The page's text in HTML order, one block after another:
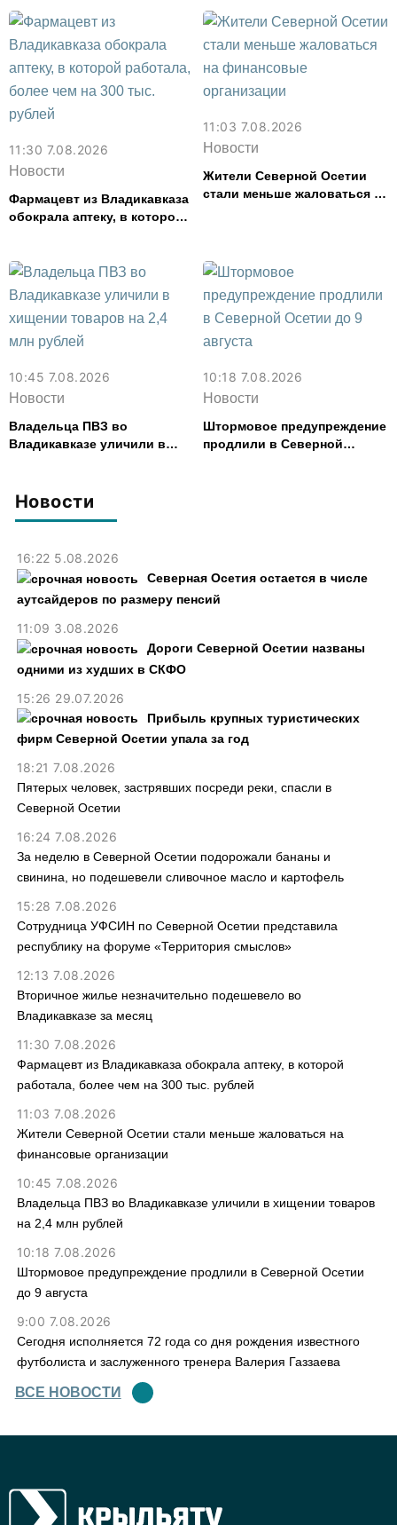
Новости
16:22 5.08.2026
Северная Осетия остается в числе
аутсайдеров по размеру пенсий
11:09 3.08.2026
Дороги Северной Осетии названы
одними из худших в СКФО
15:26 29.07.2026
Прибыль крупных туристических
фирм Северной Осетии упала за год
18:21 7.08.2026
Пятерых человек, застрявших посреди реки, спасли в
Северной Осетии
16:24 7.08.2026
За неделю в Северной Осетии подорожали бананы и
свинина, но подешевели сливочное масло и картофель
15:28 7.08.2026
Сотрудница УФСИН по Северной Осетии представила
республику на форуме «Территория смыслов»
12:13 7.08.2026
Вторичное жилье незначительно подешевело во
Владикавказе за месяц
11:30 7.08.2026
Фармацевт из Владикавказа обокрала аптеку, в которой
работала, более чем на 300 тыс. рублей
11:03 7.08.2026
Жители Северной Осетии стали меньше жаловаться на
финансовые организации
10:45 7.08.2026
Владельца ПВЗ во Владикавказе уличили в хищении товаров
на 2,4 млн рублей
10:18 7.08.2026
Штормовое предупреждение продлили в Северной Осетии
до 9 августа
9:00 7.08.2026
Сегодня исполняется 72 года со дня рождения известного
футболиста и заслуженного тренера Валерия Газзаева
ВСЕ НОВОСТИ
смыслов»
11:30 7.08.2026
Новости
Фармацевт из Владикавказа
обокрала аптеку, в которой
11:03 7.08.2026
Новости
Жители Северной Осетии
стали меньше жаловаться на
10:45 7.08.2026
Новости
Владельца ПВЗ во
Владикавказе уличили в
10:18 7.08.2026
Новости
Штормовое предупреждение
продлили в Северной